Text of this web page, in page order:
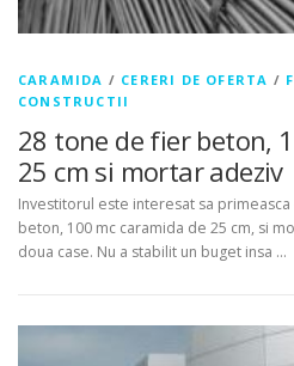
CARAMIDA / CERERI DE OFERTA /
CONSTRUCTII
28 tone de fier beton,
25 cm si mortar adeziv
Investitorul este interesat sa
beton, 100 mc caramida de 25 cm, si
doua case. Nu a stabilit un buget insa …